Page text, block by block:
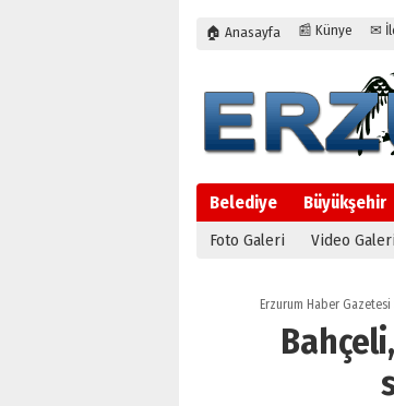
🏠 Anasayfa 📰 Künye ✉
Belediye Büyükşehir
Foto Galeri Video Galeri
Erzurum Haber Gazetesi